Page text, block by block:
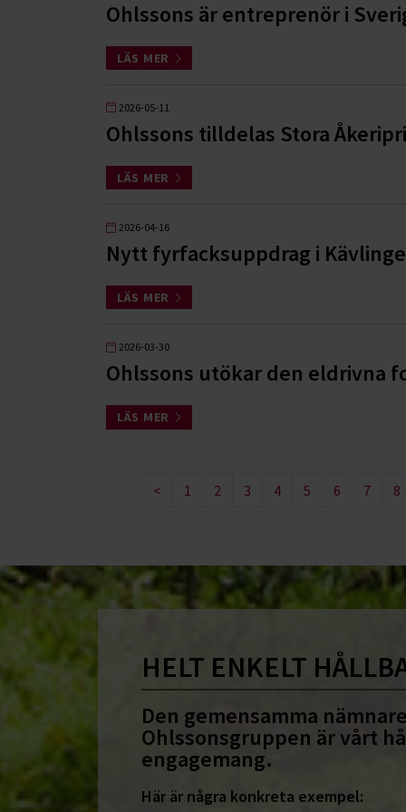
Ohlssons är entreprenör i
LÄS MER
2026-05-11
Ohlssons tilldelas Stora
LÄS MER
2026-04-16
Nytt fyrfacksuppdrag i
LÄS MER
2026-03-30
Ohlssons utökar den eldrivna
LÄS MER
< 1 2 3 4 5 6 7 8
HELT ENKELT
Den gemensamma
Ohlssonsgruppen är vårt
engagemang.
Här är några konkreta exempel: